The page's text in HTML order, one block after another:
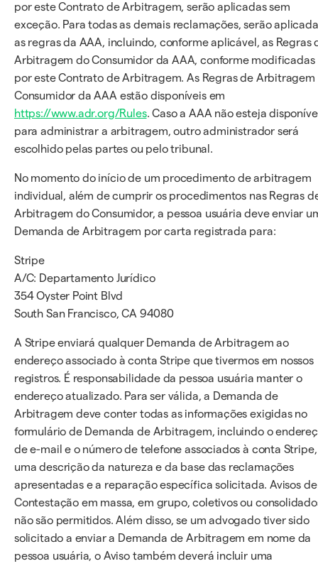
por este Contrato de Arbitragem, serão aplicadas sem
exceção. Para todas as demais reclamações, serão
as regras da AAA, incluindo, conforme aplicável, as Regras
Arbitragem do Consumidor da AAA, conforme modificadas
por este Contrato de Arbitragem. As Regras de Arbitragem
Consumidor da AAA estão disponíveis em
https://www.adr.org/Rules. Caso a AAA não esteja
para administrar a arbitragem, outro administrador será
escolhido pelas partes ou pelo tribunal.
No momento do início de um procedimento de arbitragem
individual, além de cumprir os procedimentos nas Regras
Arbitragem do Consumidor, a pessoa usuária deve enviar
Demanda de Arbitragem por carta registrada para:
Stripe
A/C: Departamento Jurídico
354 Oyster Point Blvd
South San Francisco, CA 94080
A Stripe enviará qualquer Demanda de Arbitragem ao
endereço associado à conta Stripe que tivermos em nossos
registros. É responsabilidade da pessoa usuária manter o
endereço atualizado. Para ser válida, a Demanda de
Arbitragem deve conter todas as informações exigidas no
formulário de Demanda de Arbitragem, incluindo o
de e-mail e o número de telefone associados à conta Stripe,
uma descrição da natureza e da base das reclamações
apresentadas e a reparação específica solicitada. Avisos de
Contestação em massa, em grupo, coletivos ou
não são permitidos. Além disso, se um advogado tiver sido
solicitado a enviar a Demanda de Arbitragem em nome da
pessoa usuária, o Aviso também deverá incluir uma